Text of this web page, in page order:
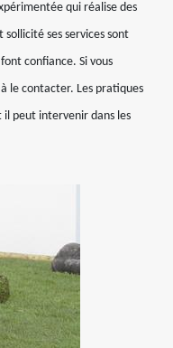
qui réalise des
ses services sont
confiance. Si vous
le contacter. Les pratiques
il peut intervenir dans les